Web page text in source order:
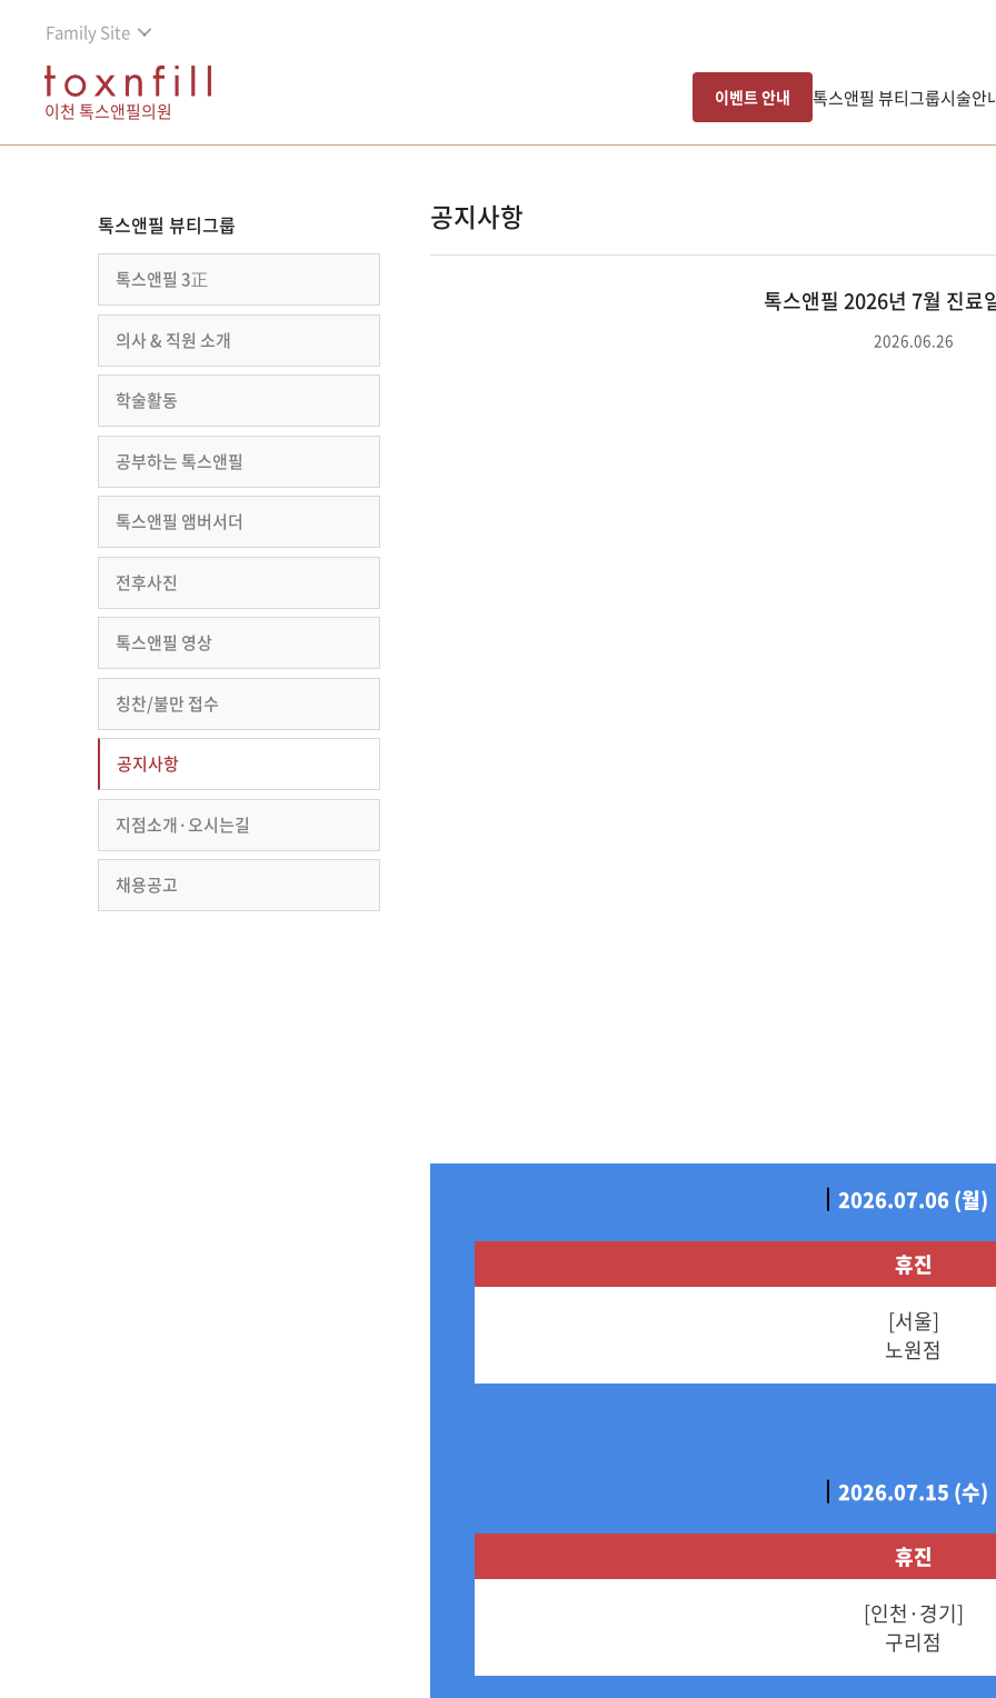
Family Site
이천 톡스앤필의원
이벤트 안내 톡스앤필 뷰티그룹시술안
톡스앤필 뷰티그룹
톡스앤필 3正
의사 & 직원 소개
학술활동
공부하는 톡스앤필
톡스앤필 앰버서더
전후사진
톡스앤필 영상
칭찬/불만 접수
공지사항
지점소개·오시는길
채용공고
공지사항
톡스앤필 2026년 7월 진료
2026.06.26
2026.07.06 (월)
휴진
[서울]
노원점
2026.07.15 (수)
휴진
[인천·경기]
구리점